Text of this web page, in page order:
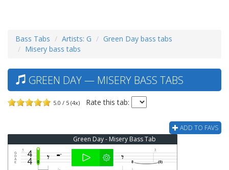
Bass Tabs Artists: G
Green Day bass tabs
Misery bass tabs
GREEN DAY — MISERY BASS TABS
5.0 / 5 (4x) Rate this tab:
ADD TO FAVS
Green Day - Misery Bass Tab